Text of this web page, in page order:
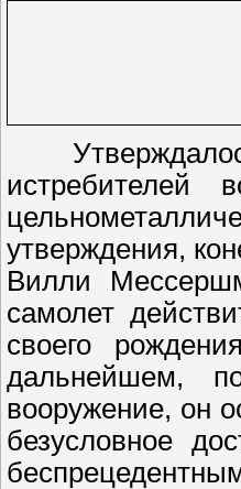
утверждения,
Вилли
самолет
своего
дальнейшем,
вооружение, он
безусловное